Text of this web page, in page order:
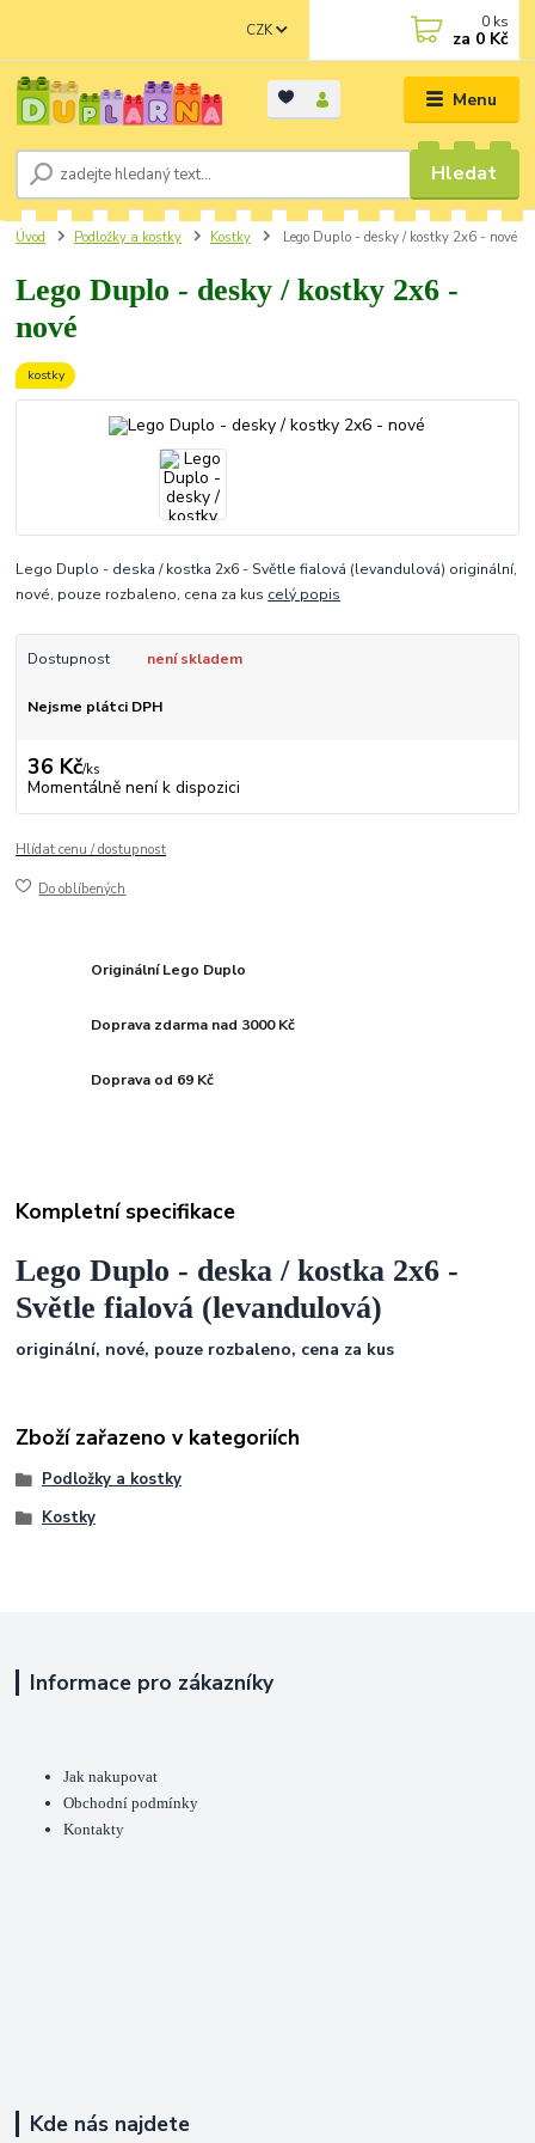
Menu
CZK
Hledat
0 ks
za 0 Kč
Úvod Podložky a kostky Kostky Lego Duplo - desky / kostky 2x6 - nové
Lego Duplo - desky / kostky 2x6 -
nové
kostky
Lego Duplo - deska / kostka 2x6 - Světle fialová (levandulová) originální,
nové, pouze rozbaleno, cena za kus celý popis
Dostupnost není skladem
Nejsme plátci DPH
36 Kč/ks
Momentálně není k dispozici
Hlídat cenu / dostupnost
Do oblíbených
Originální Lego Duplo
Doprava zdarma nad 3000 Kč
Doprava od 69 Kč
Kompletní specifikace
Lego Duplo - deska / kostka 2x6 -
Světle fialová (levandulová)
originální, nové, pouze rozbaleno, cena za kus
Zboží zařazeno v kategoriích
Podložky a kostky
Kostky
Informace pro zákazníky
Jak nakupovat
Obchodní podmínky
Kontakty
Kde nás najdete